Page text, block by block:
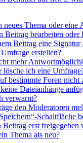
neues Thema oder eine
Beitrag bearbeiten oder
Beitrag eine Signatur
erstellen?
mehr
lösche ich eine
bestimmte Foren nicht
Dateianhänge
verwarnt?
den Moderatoren
Schaltfläche
Beitrag erst freigegeben
Thema als neu?